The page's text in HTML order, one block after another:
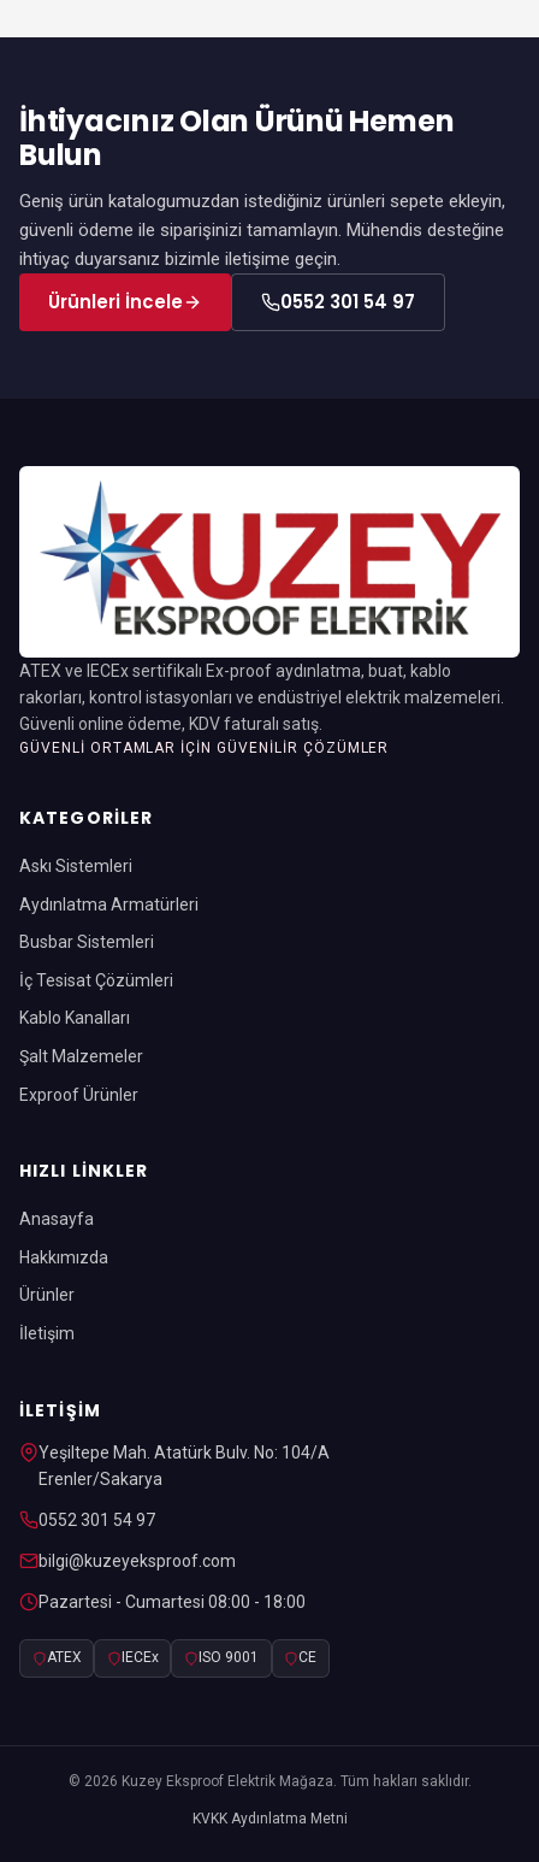
İhtiyacınız Olan Ürünü Hemen
Bulun
Geniş ürün katalogumuzdan istediğiniz ürünleri sepete ekleyin,
güvenli ödeme ile siparişinizi tamamlayın. Mühendis desteğine
ihtiyaç duyarsanız bizimle iletişime geçin.
Ürünleri İncele 0552 301 54 97
ATEX ve IECEx sertifikalı Ex-proof aydınlatma, buat, kablo
rakorları, kontrol istasyonları ve endüstriyel elektrik malzemeleri.
Güvenli online ödeme, KDV faturalı satış.
GÜVENLI ORTAMLAR İÇIN GÜVENILIR ÇÖZÜMLER
KATEGORILER
Askı Sistemleri
Aydınlatma Armatürleri
Busbar Sistemleri
İç Tesisat Çözümleri
Kablo Kanalları
Şalt Malzemeler
Exproof Ürünler
HIZLI LINKLER
Anasayfa
Hakkımızda
Ürünler
İletişim
İLETIŞIM
Yeşiltepe Mah. Atatürk Bulv. No: 104/A
Erenler/Sakarya
0552 301 54 97
bilgi@kuzeyeksproof.com
Pazartesi - Cumartesi 08:00 - 18:00
ATEX IECEx ISO 9001 CE
© 2026 Kuzey Eksproof Elektrik Mağaza. Tüm hakları saklıdır.
KVKK Aydınlatma Metni